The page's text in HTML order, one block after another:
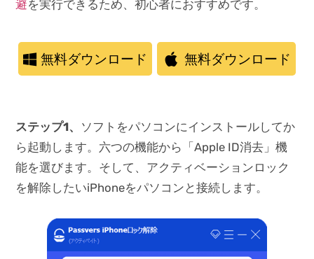
避を実行できるため、初心者におすすめです。
無料ダウンロード 無料ダウンロード
ステップ1、 ソフトをパソコンにインストールしてか
ら起動します。六つの機能から「Apple ID消去」機
能を選びます。そして、アクティベーションロック
を解除したいiPhoneをパソコンと接続します。